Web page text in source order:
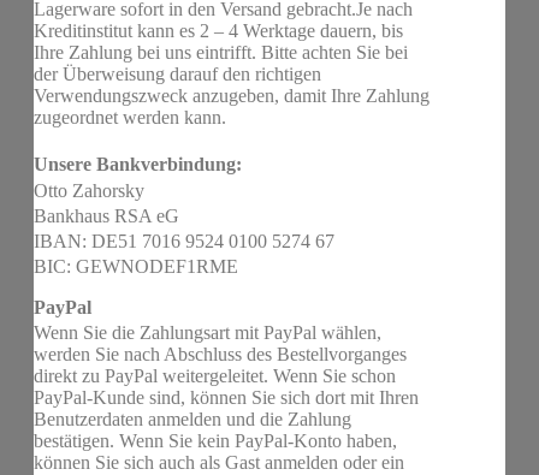
Lagerware sofort in den Versand gebracht.Je nach
Kreditinstitut kann es 2 – 4 Werktage dauern, bis
Ihre Zahlung bei uns eintrifft. Bitte achten Sie bei
der Überweisung darauf den richtigen
Verwendungszweck anzugeben, damit Ihre Zahlung
zugeordnet werden kann.
Unsere Bankverbindung:
Otto Zahorsky
Bankhaus RSA eG
IBAN: DE51 7016 9524 0100 5274 67
BIC: GEWNODEF1RME
PayPal
Wenn Sie die Zahlungsart mit PayPal wählen,
werden Sie nach Abschluss des Bestellvorganges
direkt zu PayPal weitergeleitet. Wenn Sie schon
PayPal-Kunde sind, können Sie sich dort mit Ihren
Benutzerdaten anmelden und die Zahlung
bestätigen. Wenn Sie kein PayPal-Konto haben,
können Sie sich auch als Gast anmelden oder ein